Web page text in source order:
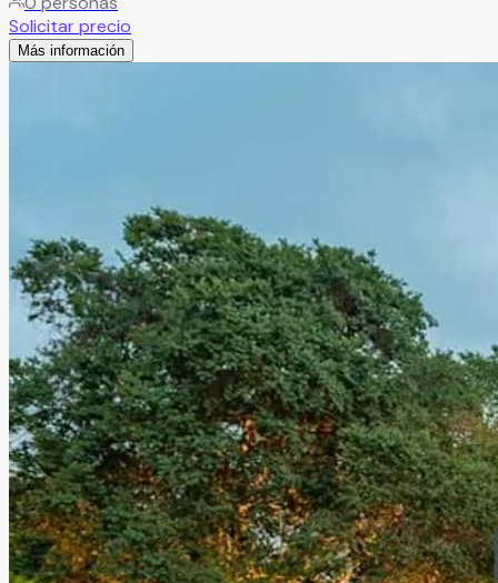
celebraciones inolvidables. Este hermoso recinto combina
un maravilloso lago natural, alberca con cascada y amplias
áreas al aire libre que brindan una atmósfera sofisticada,
Leer más
Solicitar precio
Más información